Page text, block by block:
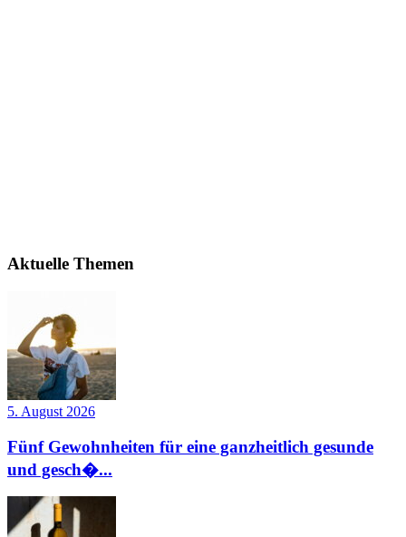
Aktuelle Themen
5. August 2026
Fünf Gewohnheiten für eine ganzheitlich gesunde
und gesch�...